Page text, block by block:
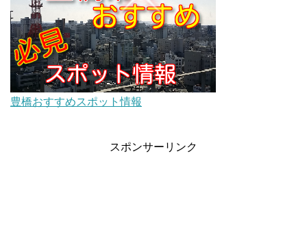
豊橋おすすめスポット情報
スポンサーリンク